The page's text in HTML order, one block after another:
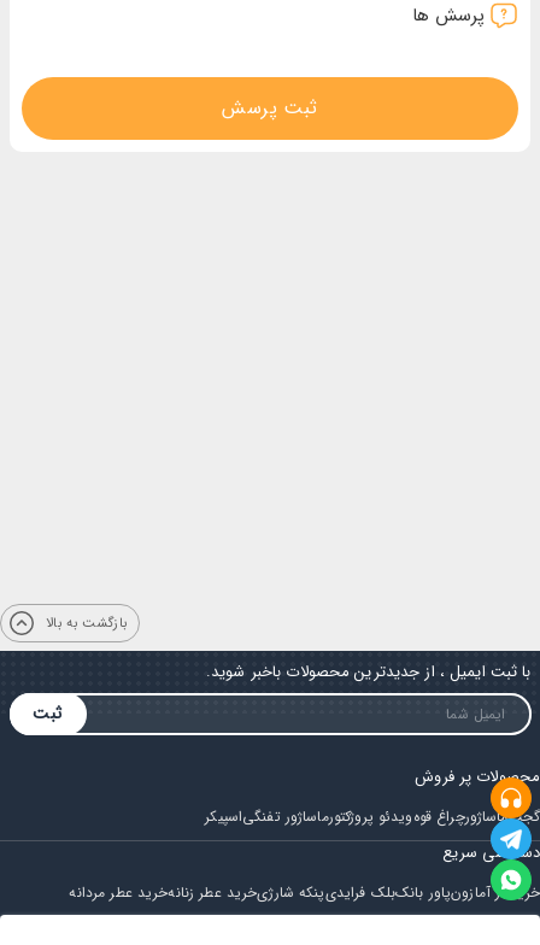
پرسش ها
ثبت پرسش
بازگشت به بالا
با ثبت ایمیل ، از جدیدترین محصولات باخبر شوید.
ثبت
محصولات پر فروش
گجتماساژورچراغ قوهویدئو پروژکتورماساژور تفنگیاسپیکر
دسترسی سریع
خرید از آمازونپاور بانکبلک فرایدیپنکه شارژیخرید عطر زنانهخرید عطر مردانه